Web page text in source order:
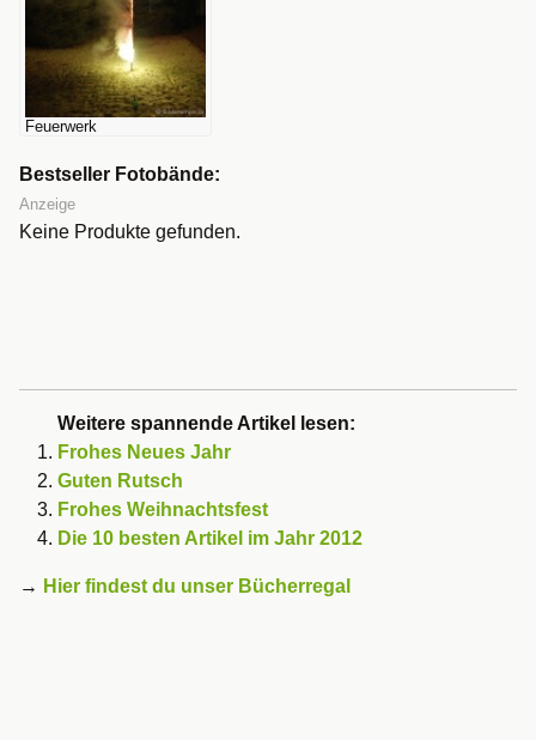
Feuerwerk
Bestseller Fotobände:
Anzeige
Keine Produkte gefunden.
Weitere spannende Artikel lesen:
Frohes Neues Jahr
Guten Rutsch
Frohes Weihnachtsfest
Die 10 besten Artikel im Jahr 2012
→ Hier findest du unser Bücherregal